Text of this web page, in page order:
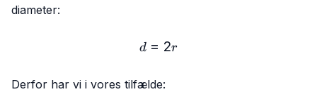
diameter:
d = 2r
d = 2r
Derfor har vi i vores tilfælde: